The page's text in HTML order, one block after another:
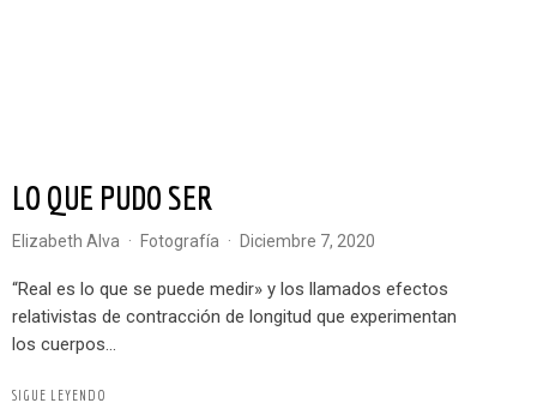
LO QUE PUDO SER
Elizabeth Alva · Fotografía · diciembre 7, 2020
“Real es lo que se puede medir» y los llamados efectos
relativistas de contracción de longitud que experimentan
los cuerpos...
SIGUE LEYENDO